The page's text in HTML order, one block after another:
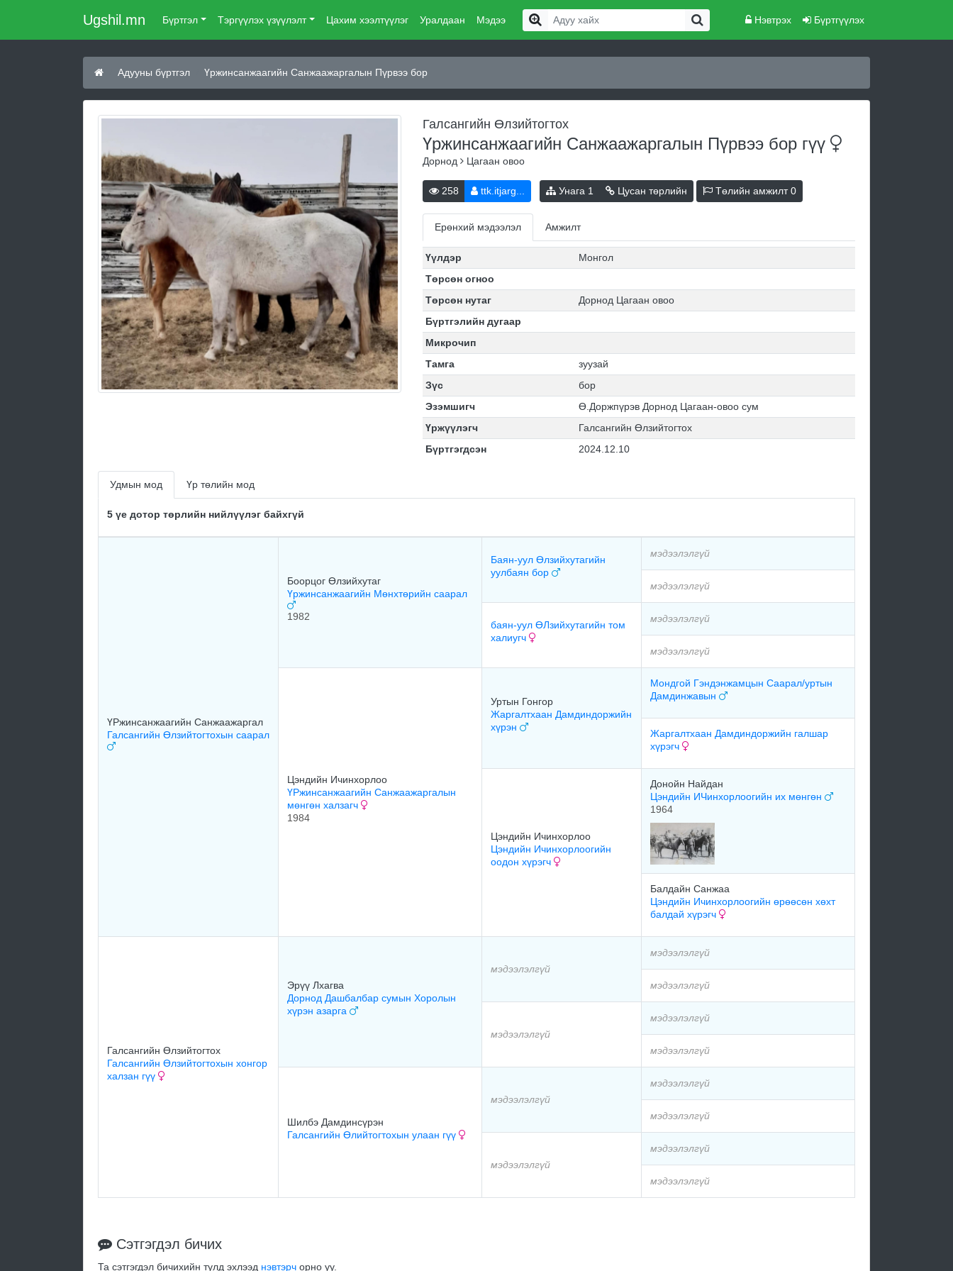
Ugshil.mn Бүртгэл Тэргүүлэх үзүүлэлт Цахим хээлтүүлэг Уралдаан Мэдээ Нэвтрэх Бүртгүүлэх
Адууны бүртгэл Үржинсанжаагийн Санжаажаргалын Пүрвээ бор
Галсангийн Өлзийтогтох
Үржинсанжаагийн Санжаажаргалын Пүрвээ бор гүү
Дорнод Цагаан овоо
258 ttk.itjarg... Унага 1 Цусан төрлийн Төлийн амжилт0
Ерөнхий мэдээлэл Амжилт
Үүлдэр
Монгол
Төрсөн огноо
Төрсөн нутаг
Дорнод Цагаан овоо
Бүртгэлийн дугаар
Микрочип
Тамга
зуузай
Зүс
бор
Эзэмшигч
Ө.Доржпүрэв Дорнод Цагаан-овоо сум
Үржүүлэгч
Галсангийн Өлзийтогтох
Бүртгэгдсэн
2024.12.10
Удмын мод Үр төлийн мод
5 үе дотор төрлийн нийлүүлэг байхгүй
ҮРжинсанжаагийн Санжаажаргал
Галсангийн Өлзийтогтохын саарал
Боорцог Өлзийхутаг
Үржинсанжаагийн Мөнхтөрийн саарал
1982
Баян-уул Өлзийхутагийн
уулбаян бор
мэдээлэлгүй
мэдээлэлгүй
баян-уул ӨЛзийхутагийн том
халиугч
мэдээлэлгүй
мэдээлэлгүй
Цэндийн Ичинхорлоо
ҮРжинсанжаагийн Санжаажаргалын
мөнгөн халзагч
1984
Уртын Гонгор
Жаргалтхаан Дамдиндоржийн
хүрэн
Мондгой Гэндэнжамцын Саарал/уртын
Дамдинжавын
Жаргалтхаан Дамдиндоржийн галшар
хүрэгч
Цэндийн Ичинхорлоо
Цэндийн Ичинхорлоогийн
оодон хүрэгч
Донойн Найдан
Цэндийн ИЧинхорлоогийн их мөнгөн
1964
Балдайн Санжаа
Цэндийн Ичинхорлоогийн өрөөсөн хөхт
балдай хүрэгч
Галсангийн Өлзийтогтох
Галсангийн Өлзийтогтохын хонгор
халзан гүү
Эрүү Лхагва
Дорнод Дашбалбар сумын Хоролын
хүрэн азарга
мэдээлэлгүй
мэдээлэлгүй
мэдээлэлгүй
мэдээлэлгүй
мэдээлэлгүй
мэдээлэлгүй
Шилбэ Дамдинсүрэн
Галсангийн Өлийтогтохын улаан гүү
мэдээлэлгүй
мэдээлэлгүй
мэдээлэлгүй
мэдээлэлгүй
мэдээлэлгүй
мэдээлэлгүй
Сэтгэгдэл бичих
Та сэтгэгдэл бичихийн тулд эхлээд нэвтэрч орно уу.